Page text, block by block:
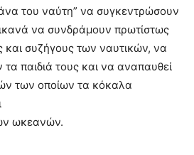
του ναύτη” να συγκεντρώσουν
να συνδράμουν πρωτίστως
και συζήγους των ναυτικών, να
παιδιά τους και να αναπαυθεί
των οποίων τα κόκαλα
ωκεανών.